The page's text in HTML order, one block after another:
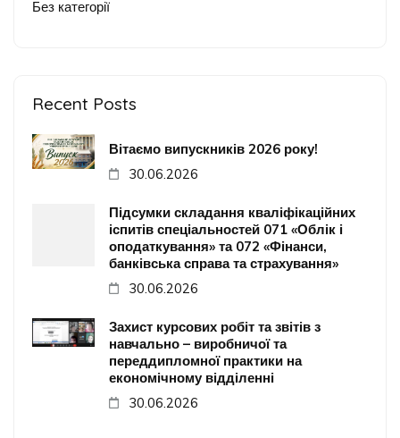
Без категорії
Recent Posts
Вітаємо випускників 2026 року!
30.06.2026
Підсумки складання кваліфікаційних
іспитів спеціальностей 071 «Облік і
оподаткування» та 072 «Фінанси,
банківська справа та страхування»
30.06.2026
Захист курсових робіт та звітів з
навчально – виробничої та
переддипломної практики на
економічному відділенні
30.06.2026